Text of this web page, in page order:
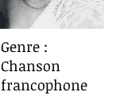
Genre :
Chanson
francophone